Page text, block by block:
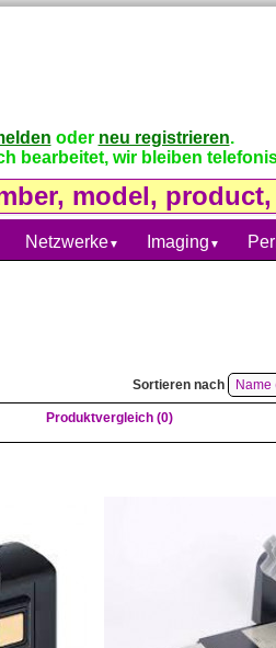
oder neu registrieren.
bearbeitet, wir bleiben
Netzwerke▼ Imaging ▼
Sortieren nach
Produktvergleich (0)